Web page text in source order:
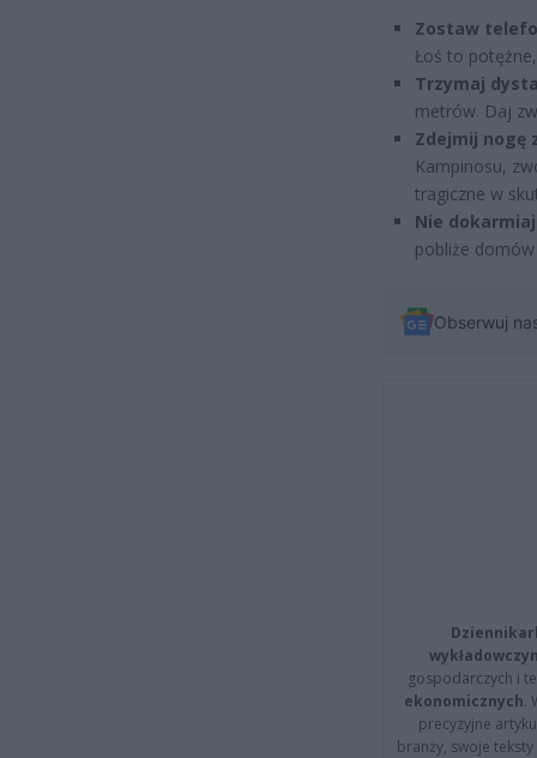
Zostaw
Łoś to
Trzymaj
metrów. Daj
Zdejmij nogę
Kampinosu,
tragiczne w
Nie
pobliże
Obserwuj
gospodarczych i
ekonomicznych.
precyzyjne
branży, swoje